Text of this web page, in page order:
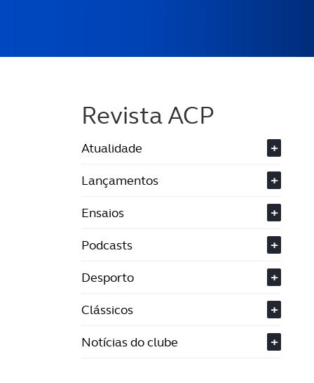
Revista ACP
Atualidade
+
Lançamentos
+
Ensaios
+
Podcasts
+
Desporto
+
Clássicos
+
Notícias do clube
+